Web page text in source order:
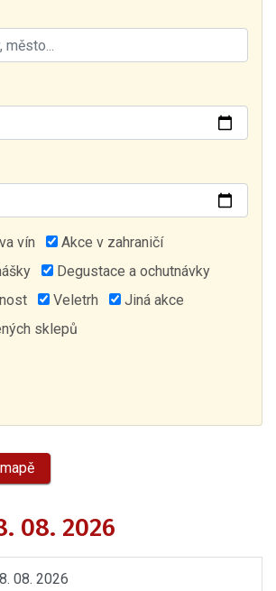
vín
Akce v zahraničí
Degustace a ochutnávky
Veletrh
Jiná akce
sklepů
08. 2026
08. 2026